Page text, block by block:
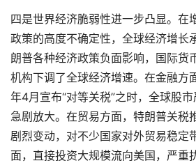
四是世界经济脆弱性进一步凸显。在
政策的高度不确定性，全球经济增长
朗普各种经济政策负面影响，国际货
机构下调了全球经济增速。在金融方
年4月宣布“对等关税”之时，全球股
急剧放大。在贸易方面，特朗普关税
剧烈变动，对不少国家对外贸易稳定
面，直接投资大规模流向美国，严重